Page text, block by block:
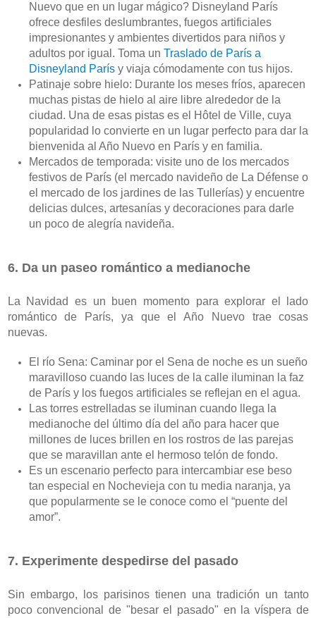
Nuevo que en un lugar mágico? Disneyland París
ofrece desfiles deslumbrantes, fuegos artificiales
impresionantes y ambientes divertidos para niños y
adultos por igual. Toma un Traslado de París a
Disneyland París y viaja cómodamente con tus hijos.
Patinaje sobre hielo: Durante los meses fríos, aparecen
muchas pistas de hielo al aire libre alrededor de la
ciudad. Una de esas pistas es el Hôtel de Ville, cuya
popularidad lo convierte en un lugar perfecto para dar la
bienvenida al Año Nuevo en París y en familia.
Mercados de temporada: visite uno de los mercados
festivos de París (el mercado navideño de La Défense o
el mercado de los jardines de las Tullerías) y encuentre
delicias dulces, artesanías y decoraciones para darle
un poco de alegría navideña.
6. Da un paseo romántico a medianoche
La Navidad es un buen momento para explorar el lado
romántico de París, ya que el Año Nuevo trae cosas
nuevas.
El río Sena: Caminar por el Sena de noche es un sueño
maravilloso cuando las luces de la calle iluminan la faz
de París y los fuegos artificiales se reflejan en el agua.
Las torres estrelladas se iluminan cuando llega la
medianoche del último día del año para hacer que
millones de luces brillen en los rostros de las parejas
que se maravillan ante el hermoso telón de fondo.
Es un escenario perfecto para intercambiar ese beso
tan especial en Nochevieja con tu media naranja, ya
que popularmente se le conoce como el “puente del
amor”.
7. Experimente despedirse del pasado
Sin embargo, los parisinos tienen una tradición un tanto
poco convencional de "besar el pasado" en la víspera de